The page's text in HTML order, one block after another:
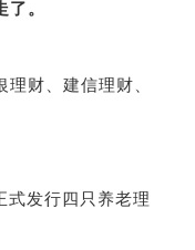
。
财、建信理财、
式发行四只养老理